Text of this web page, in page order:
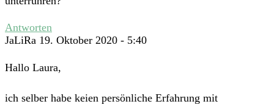
Antworten
JaLiRa 19. Oktober 2020 - 5:40
Hallo Laura,
ich selber habe keien persönliche Erfahrung mit